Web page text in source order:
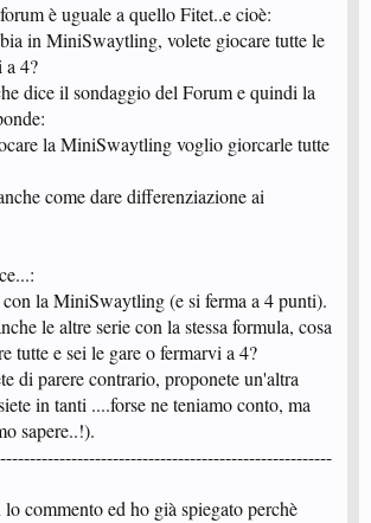
è uguale a quello Fitet..e cioè:
in MiniSwaytling, volete giocare tutte le
a 4?
dice il sondaggio del Forum e quindi la
la MiniSwaytling voglio giorcarle tutte
come dare differenziazione ai
la MiniSwaytling (e si ferma a 4 punti).
le altre serie con la stessa formula, cosa
tutte e sei le gare o fermarvi a 4?
di parere contrario, proponete un'altra
in tanti ....forse ne teniamo conto, ma
sapere..!).
commento ed ho già spiegato perchè